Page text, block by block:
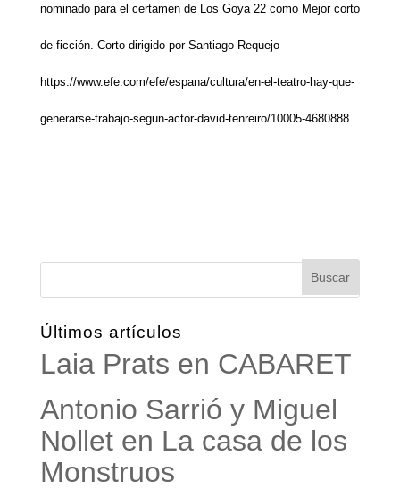
nominado para el certamen de Los Goya 22 como Mejor corto
de ficción. Corto dirigido por Santiago Requejo
https://www.efe.com/efe/espana/cultura/en-el-teatro-hay-que-
generarse-trabajo-segun-actor-david-tenreiro/10005-4680888
Últimos artículos
Laia Prats en CABARET
Antonio Sarrió y Miguel
Nollet en La casa de los
Monstruos